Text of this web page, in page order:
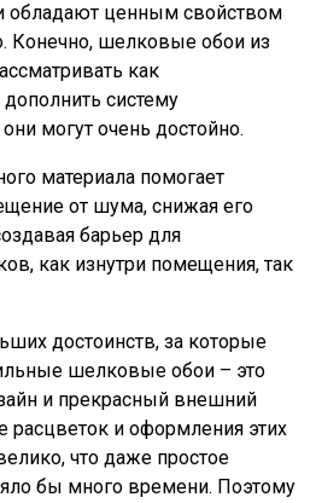
обладают ценным свойством
Конечно, шелковые обои из
как
дополнить систему
могут очень достойно.
материала помогает
от шума, снижая его
барьер для
как изнутри помещения, так
достоинств, за которые
шелковые обои – это
и прекрасный внешний
расцветок и оформления этих
что даже простое
бы много времени. Поэтому